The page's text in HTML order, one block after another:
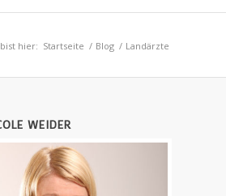
hier: Startseite / Blog / Landärzte
WEIDER